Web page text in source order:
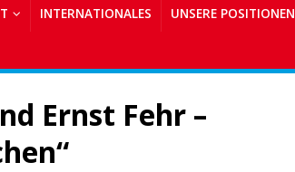
INTERNATIONALES UNSERE POSITIONEN
Ernst Fehr –